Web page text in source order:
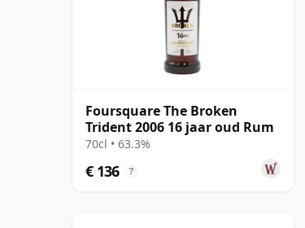
Foursquare The Broken
Trident 2006 16 jaar oud Rum
70cl • 63.3%
€ 136 ?